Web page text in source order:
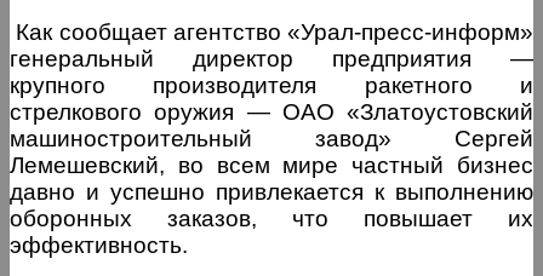
Как сообщает агентство «Урал-пресс-информ»
генеральный директор предприятия —
крупного производителя ракетного и
стрелкового оружия — ОАО «Златоустовский
машиностроительный завод» Сергей
Лемешевский, во всем мире частный бизнес
давно и успешно привлекается к выполнению
оборонных заказов, что повышает их
эффективность.